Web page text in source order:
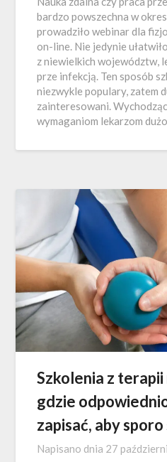
bardzo powszechna w
prowadziło webinar dla
on-line. Nie jedynie
z niewielkich województw,
prze infekcją. Ten sposób
niezwykle populary, zatem
zainteresowani.
wymaganiom lekarzom
Szkolenia z
gdzie
zapisać, aby
Napisano dnia 27